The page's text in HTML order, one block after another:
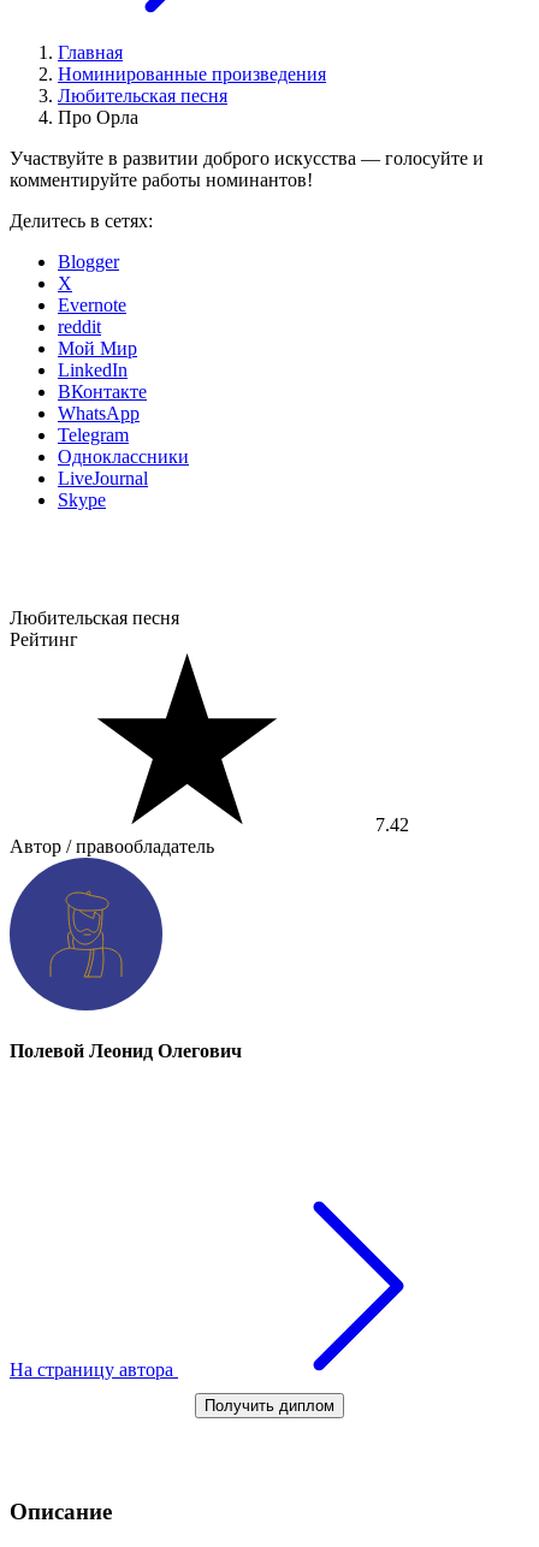
Главная
Номинированные произведения
Любительская песня
Про Орла
Участвуйте в развитии доброго искусства — голосуйте и
комментируйте работы номинантов!
Делитесь в сетях:
Blogger
X
Evernote
reddit
Мой Мир
LinkedIn
ВКонтакте
WhatsApp
Telegram
Одноклассники
LiveJournal
Skype
Любительская песня
Рейтинг
7.42
Автор / правообладатель
Полевой Леонид Олегович
На страницу автора
Получить диплом
Описание